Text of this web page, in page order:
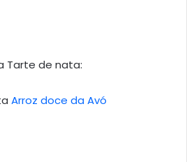
Tarte de nata:
Arroz doce da Avó